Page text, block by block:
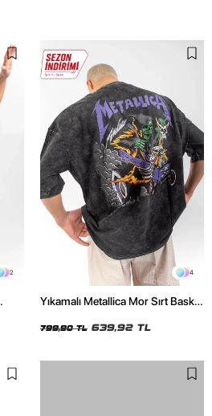
2 4
Yıkamalı Metallica Mor Sırt Baskılı
799,90 TL 639,92 TL